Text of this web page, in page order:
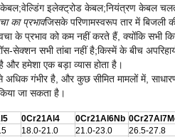
केबल;वेल्डिंग इलेक्ट्रोड केबल;नियंत्रण केबल
का प्रभावजिसके परिणामस्वरूप तार में
के प्रभाव को कम नहीं करते हैं, क्योंकि
सेक्शन सभी तांबा नहीं है;किस्में के बीच
हमेशा एक बड़ा व्यास होता है।
अधिक गंभीर है, और कुछ सीमित मामलों में,
जा सकता है।
0Cr21Al4 0Cr21Al6Nb
18.0-21.0 21.0-23.0
26.5-27.8